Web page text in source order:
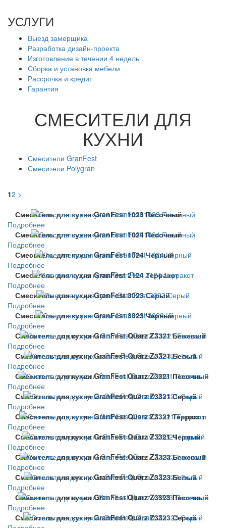
УСЛУГИ
Выезд замерщика
Разработка дизайн-проекта
Изготовление в течении 4 недель
Сборка и установка мебели
Рассрочка и кредит
Гарантия
СМЕСИТЕЛИ ДЛЯ
КУХНИ
Смесители GranFest
Смесители Polygran
12 >
Смеситель для кухни GranFest 1023 Песочный
Подробнее
Смеситель для кухни GranFest 1024 Песочный
Подробнее
Смеситель для кухни GranFest 1024 Черный
Подробнее
Смеситель для кухни GranFest 2124 Терракот
Подробнее
Смеситель для кухни GranFest 3023 Серый
Подробнее
Смеситель для кухни GranFest 3023 Черный
Подробнее
Смеситель для кухни GranFest Quarz Z3321 Бежевый
Подробнее
Смеситель для кухни GranFest Quarz Z3321 Белый
Подробнее
Смеситель для кухни GranFest Quarz Z3321 Песочный
Подробнее
Смеситель для кухни GranFest Quarz Z3321 Серый
Подробнее
Смеситель для кухни GranFest Quarz Z3321 Терракот
Подробнее
Смеситель для кухни GranFest Quarz Z3321 Черный
Подробнее
Смеситель для кухни GranFest Quarz Z3323 Бежевый
Подробнее
Смеситель для кухни GranFest Quarz Z3323 Белый
Подробнее
Смеситель для кухни GranFest Quarz Z3323 Песочный
Подробнее
Смеситель для кухни GranFest Quarz Z3323 Серый